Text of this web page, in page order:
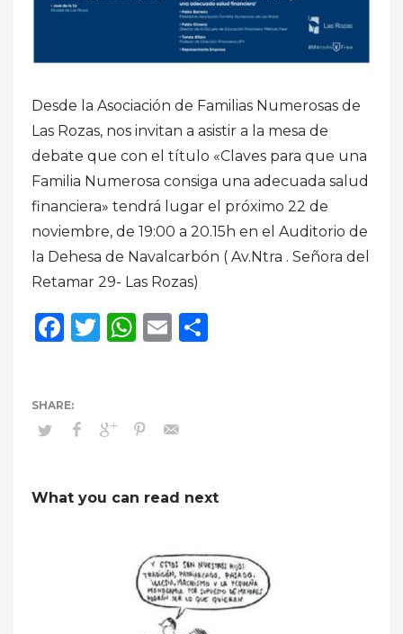
Desde la Asociación de Familias Numerosas de
Las Rozas, nos invitan a asistir a la mesa de
debate que con el título «Claves para que una
Familia Numerosa consiga una adecuada salud
financiera» tendrá lugar el próximo 22 de
noviembre, de 19:00 a 20.15h en el Auditorio de
la Dehesa de Navalcarbón ( Av.Ntra . Señora del
Retamar 29- Las Rozas)
Facebook
Twitter
WhatsApp
Email
What you can read next